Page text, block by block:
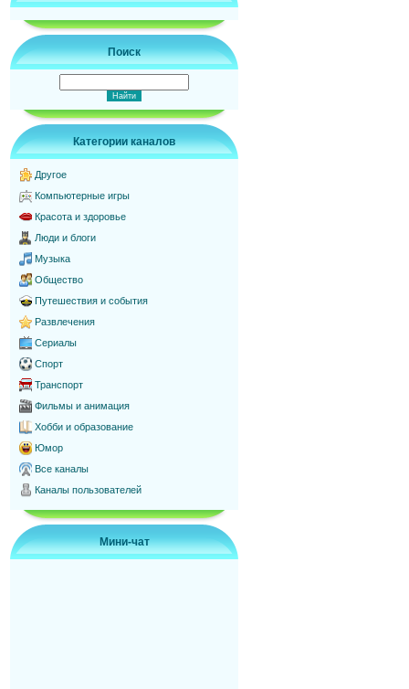
Поиск
Категории каналов
Другое
Компьютерные игры
Красота и здоровье
Люди и блоги
Музыка
Общество
Путешествия и события
Развлечения
Сериалы
Спорт
Транспорт
Фильмы и анимация
Хобби и образование
Юмор
Все каналы
Каналы пользователей
Мини-чат